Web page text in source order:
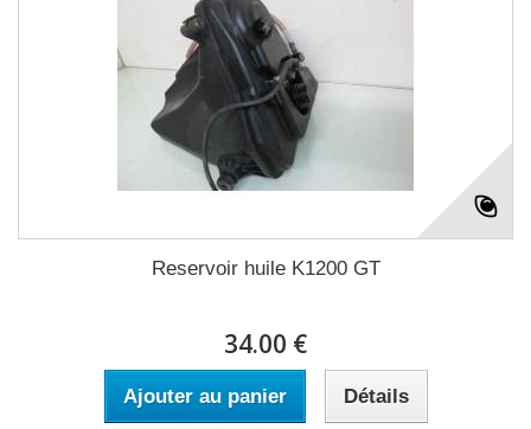
Reservoir huile K1200 GT
34.00 €
Ajouter au panier Détails